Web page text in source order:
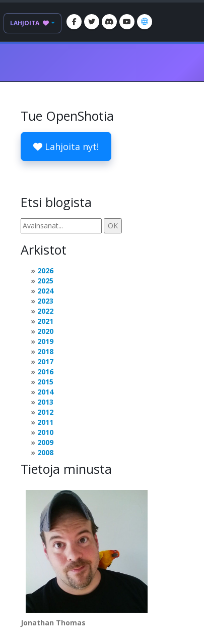
LAHJOITA
Tue OpenShotia
Lahjoita nyt!
Etsi blogista
Arkistot
2026
2025
2024
2023
2022
2021
2020
2019
2018
2017
2016
2015
2014
2013
2012
2011
2010
2009
2008
Tietoja minusta
Jonathan Thomas